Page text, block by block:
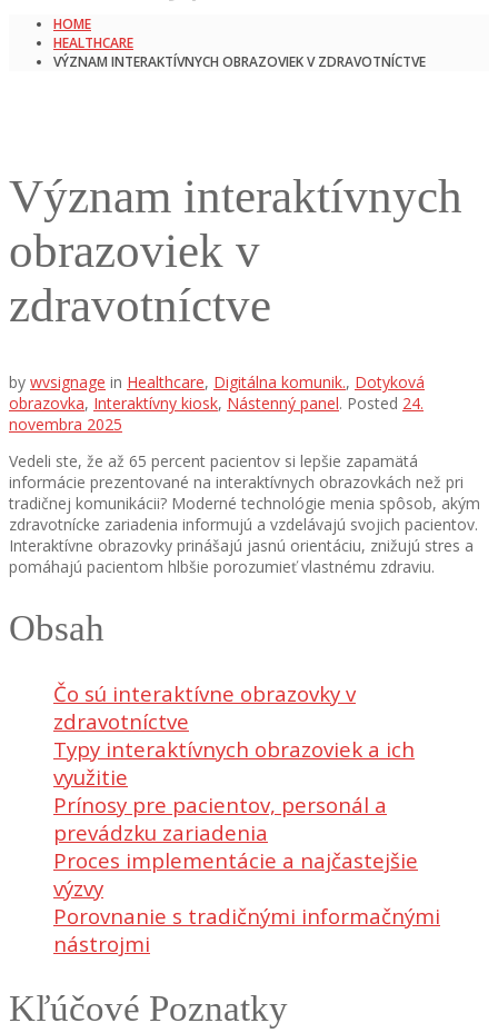
HOME
HEALTHCARE
VÝZNAM INTERAKTÍVNYCH OBRAZOVIEK V ZDRAVOTNÍCTVE
Význam interaktívnych
obrazoviek v
zdravotníctve
by wvsignage in Healthcare, Digitálna komunik., Dotyková
obrazovka, Interaktívny kiosk, Nástenný panel. Posted 24.
novembra 2025
Vedeli ste, že až 65 percent pacientov si lepšie zapamätá
informácie prezentované na interaktívnych obrazovkách než pri
tradičnej komunikácii? Moderné technológie menia spôsob, akým
zdravotnícke zariadenia informujú a vzdelávajú svojich pacientov.
Interaktívne obrazovky prinášajú jasnú orientáciu, znižujú stres a
pomáhajú pacientom hlbšie porozumieť vlastnému zdraviu.
Obsah
Čo sú interaktívne obrazovky v
zdravotníctve
Typy interaktívnych obrazoviek a ich
využitie
Prínosy pre pacientov, personál a
prevádzku zariadenia
Proces implementácie a najčastejšie
výzvy
Porovnanie s tradičnými informačnými
nástrojmi
Kľúčové Poznatky